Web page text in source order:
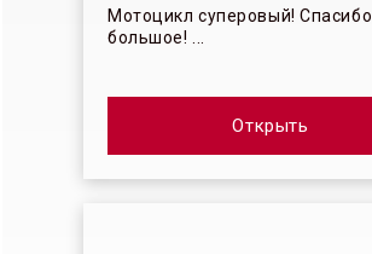
Мотоцикл суперовый! Спасибо
большое! ...
Открыть